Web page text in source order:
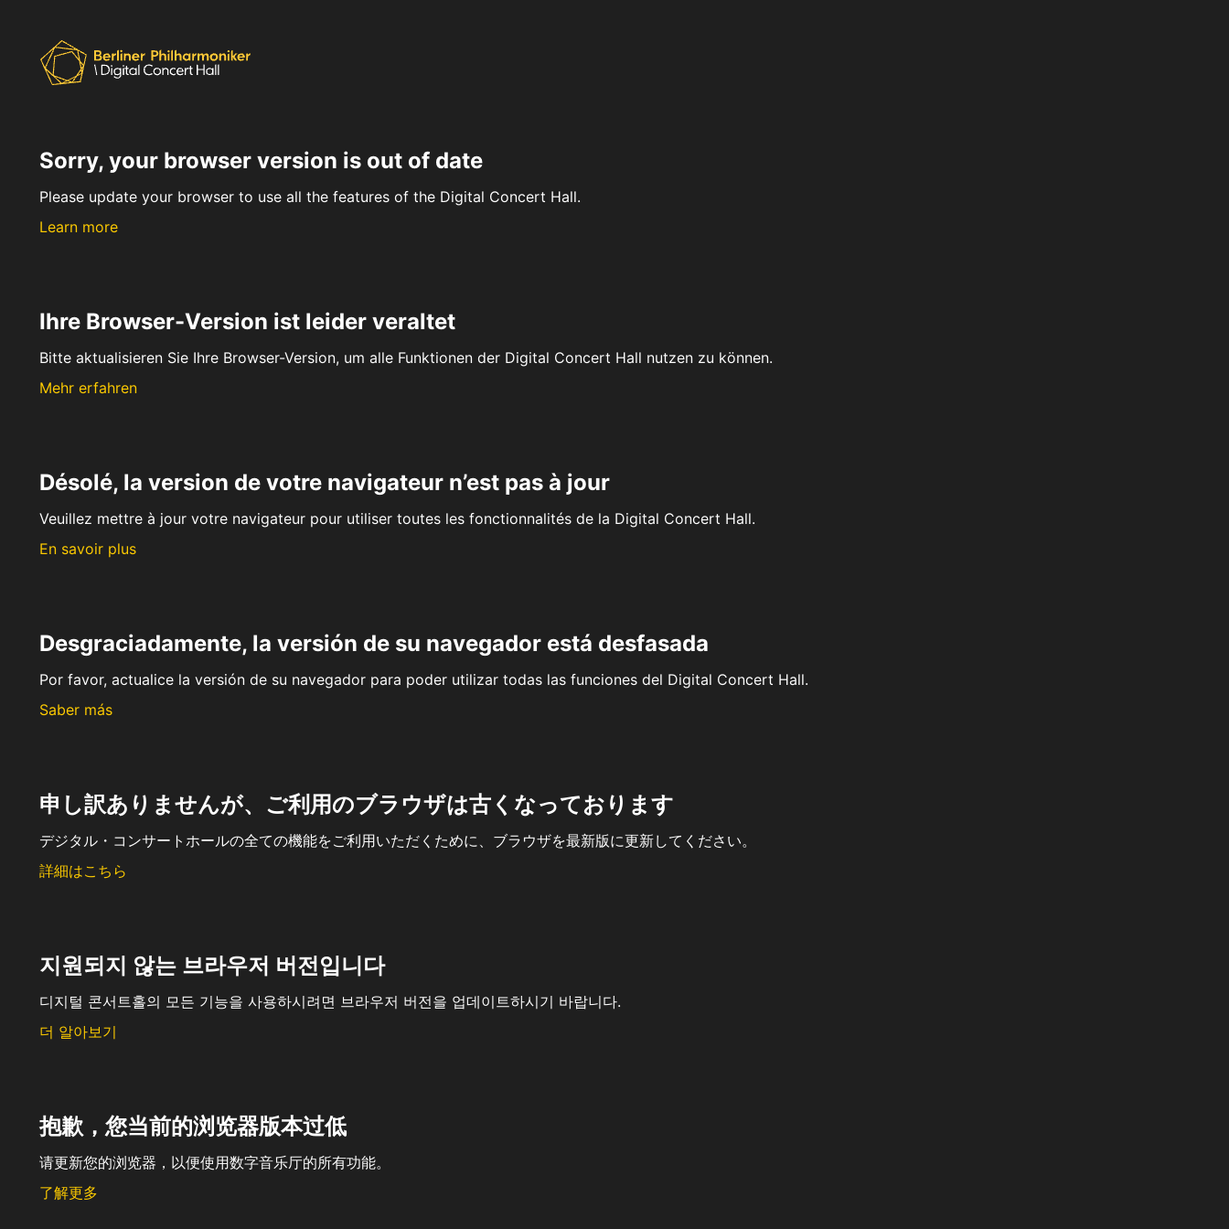
Sorry, your browser version is out of date
Please update your browser to use all the features of the Digital Concert Hall.
Learn more
Ihre Browser-Version ist leider veraltet
Bitte aktualisieren Sie Ihre Browser-Version, um alle Funktionen der Digital Concert Hall nutzen zu können.
Mehr erfahren
Désolé, la version de votre navigateur n’est pas à jour
Veuillez mettre à jour votre navigateur pour utiliser toutes les fonctionnalités de la Digital Concert Hall.
En savoir plus
Desgraciadamente, la versión de su navegador está desfasada
Por favor, actualice la versión de su navegador para poder utilizar todas las funciones del Digital Concert Hall.
Saber más
申し訳ありませんが、ご利用のブラウザは古くなっております
デジタル・コンサートホールの全ての機能をご利用いただくために、ブラウザを最新版に更新してください。
詳細はこちら
지원되지 않는 브라우저 버전입니다
디지털 콘서트홀의 모든 기능을 사용하시려면 브라우저 버전을 업데이트하시기 바랍니다.
더 알아보기
抱歉，您当前的浏览器版本过低
请更新您的浏览器，以便使用数字音乐厅的所有功能。
了解更多